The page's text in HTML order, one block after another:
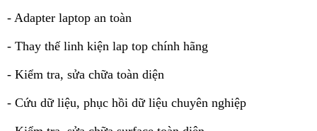
- Adapter laptop an toàn
- Thay thế linh kiện lap top chính hãng
- Kiểm tra, sửa chữa toàn diện
- Cứu dữ liệu, phục hồi dữ liệu chuyên nghiệp